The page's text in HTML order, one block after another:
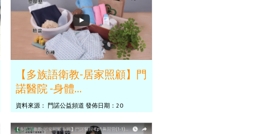
【多族語衛教-居家照顧】門
諾醫院 -身體...
資料來源： 門諾公益頻道 發佈日期：20